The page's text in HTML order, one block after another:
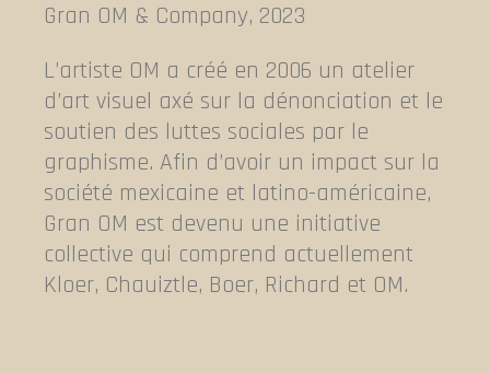
Gran OM & Company, 2023
L’artiste OM a créé en 2006 un atelier
d’art visuel axé sur la dénonciation et le
soutien des luttes sociales par le
graphisme. Afin d’avoir un impact sur la
société mexicaine et latino-américaine,
Gran OM est devenu une initiative
collective qui comprend actuellement
Kloer, Chauiztle, Boer, Richard et OM.